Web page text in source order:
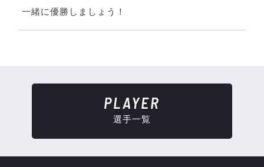
一緒に優勝しましょう！
PLAYER
選手一覧